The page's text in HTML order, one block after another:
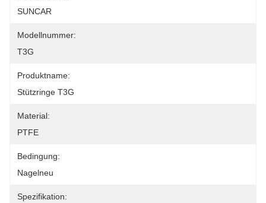
SUNCAR
Modellnummer:
T3G
Produktname:
Stützringe T3G
Material:
PTFE
Bedingung:
Nagelneu
Spezifikation: